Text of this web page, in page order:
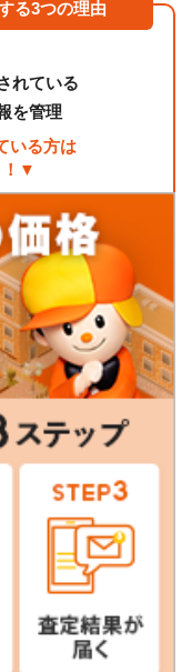
る3つの理由
れている
を管理
いる方は
！▼